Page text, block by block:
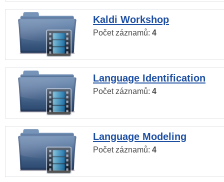
Kaldi Workshop
Počet záznamů: 4
Language Identification
Počet záznamů: 4
Language Modeling
Počet záznamů: 4